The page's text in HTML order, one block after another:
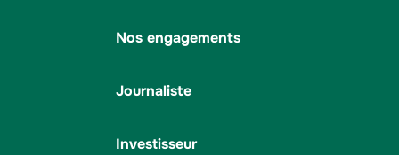
Nos engagements
Journaliste
Investisseur